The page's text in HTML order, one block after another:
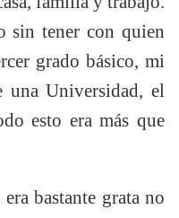
sin tener con quien
grado básico, mi
una Universidad, el
esto era más que
bastante grata no